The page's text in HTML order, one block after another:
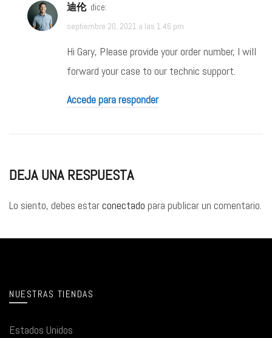
迪伦 dice:
septiembre 20, 2021 a las 1:46 pm
Hi Gary, Please provide your order number, I will
forward your case to our technic support.
Accede para responder
DEJA UNA RESPUESTA
Lo siento, debes estarconectado para publicar un comentario.
NUESTRAS TIENDAS
Estados Unidos